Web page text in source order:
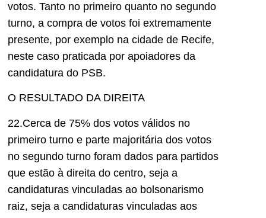
votos. Tanto no primeiro quanto no segundo
turno, a compra de votos foi extremamente
presente, por exemplo na cidade de Recife,
neste caso praticada por apoiadores da
candidatura do PSB.
O RESULTADO DA DIREITA
22.Cerca de 75% dos votos válidos no
primeiro turno e parte majoritária dos votos
no segundo turno foram dados para partidos
que estão à direita do centro, seja a
candidaturas vinculadas ao bolsonarismo
raiz, seja a candidaturas vinculadas aos